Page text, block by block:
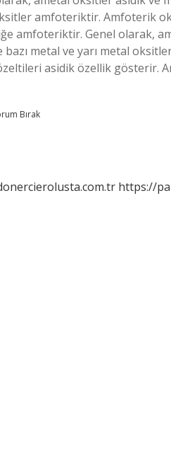
amfoteriktir. Amfoterik
amfoteriktir. Genel olarak,
metal ve yarı metal
asidik özellik gösterir.
Bırak
https://